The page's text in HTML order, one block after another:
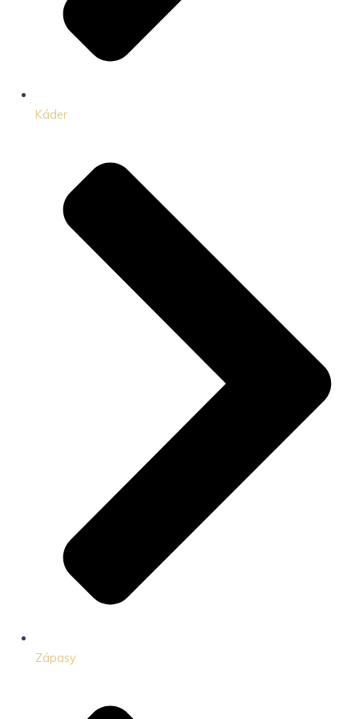
Káder
Zápasy